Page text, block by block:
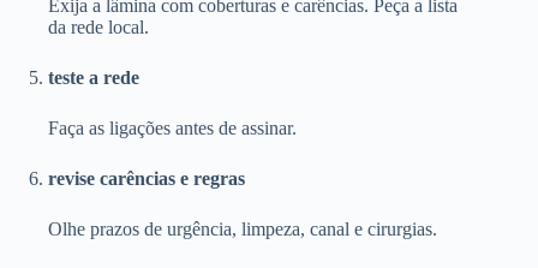
Exija a lâmina com coberturas e carências. Peça a lista
da rede local.
teste a rede
Faça as ligações antes de assinar.
revise carências e regras
Olhe prazos de urgência, limpeza, canal e cirurgias.